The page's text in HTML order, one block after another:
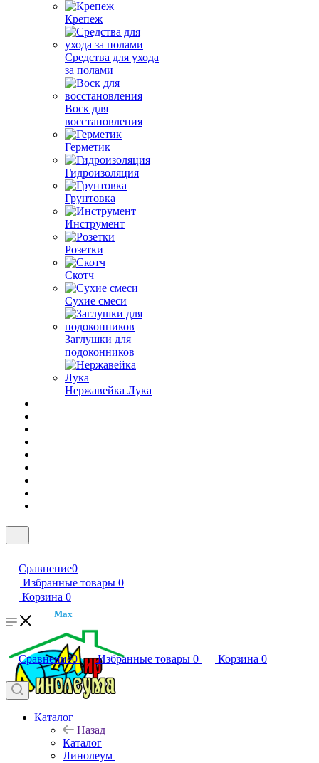
Крепеж
Средства для ухода
за полами
Воск для
восстановления
Герметик
Гидроизоляция
Грунтовка
Инструмент
Розетки
Скотч
Сухие смеси
Заглушки для
подоконников
Нержавейка Лука
Сравнение0
Избранные товары 0
Корзина 0
Max
Сравнение0 Избранные товары 0 Корзина 0
Каталог
Назад
Каталог
Линолеум